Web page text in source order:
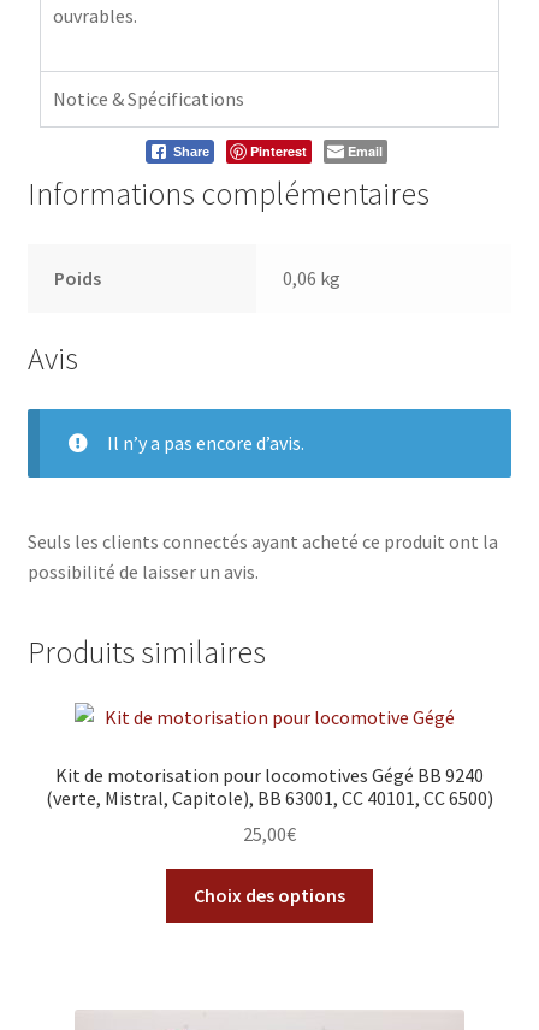
ouvrables.
Notice & Spécifications
Share Pinterest Email
Informations complémentaires
Poids 0,06 kg
Avis
Il n’y a pas encore d’avis.
Seuls les clients connectés ayant acheté ce produit ont la
possibilité de laisser un avis.
Produits similaires
Kit de motorisation pour locomotives Gégé BB 9240
(verte, Mistral, Capitole), BB 63001, CC 40101, CC 6500)
25,00€
Choix des options